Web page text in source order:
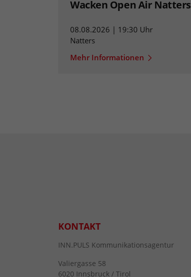
Wacken Open Air Natters
08.08.2026 | 19:30 Uhr
Natters
Mehr Informationen
KONTAKT
INN.PULS Kommunikationsagentur
Valiergasse 58
6020 Innsbruck / Tirol